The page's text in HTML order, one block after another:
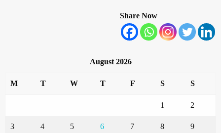
Share Now
August 2026
M T W T F S S
1 2
3 4 5 6 7 8 9